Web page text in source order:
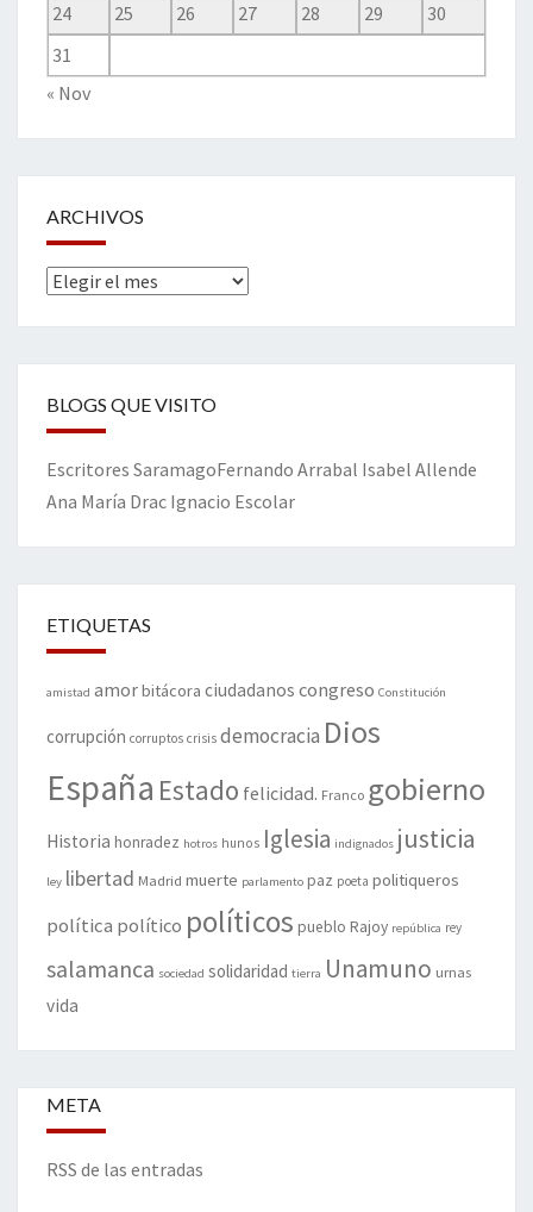
24
25 26 27 28 29
30
31
« Nov
ARCHIVOS
Archivos
BLOGS QUE VISITO
Escritores SaramagoFernando Arrabal Isabel Allende
Ana María Drac Ignacio Escolar
ETIQUETAS
amistad amorbitácora ciudadanos congreso Constitución
corrupción corruptos crisis democracia Dios
España Estado felicidad. Franco gobierno
Historia honradez hotros hunos Iglesia indignados justicia
ley libertad Madrid muerte parlamento paz poeta politiqueros
política político políticos pueblo Rajoy república rey
salamanca sociedad solidaridad tierra Unamuno urnas
vida
META
RSS de las entradas